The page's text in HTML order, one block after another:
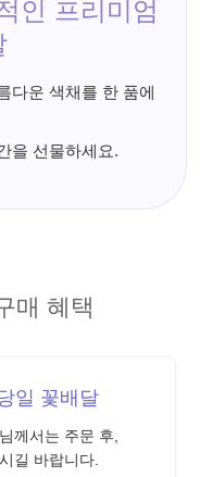
인 프리미엄
다운 색채를 한 품에
을 선물하세요.
매 혜택
일 꽃배달
께서는 주문 후,
길 바랍니다.